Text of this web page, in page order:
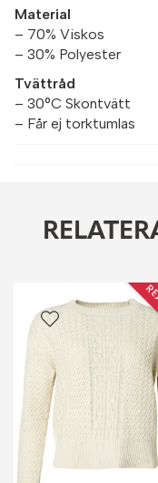
Material
– 70% Viskos
– 30% Polyester
Tvättråd
– 30°C Skontvätt
– Får ej torktumlas